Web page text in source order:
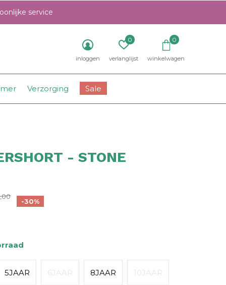
Verzorging Sale
inloggen verlanglijst
0
winkelwagen
0
service
- STONE
-30%
5JAAR 6JAAR 8JAAR 10JAAR